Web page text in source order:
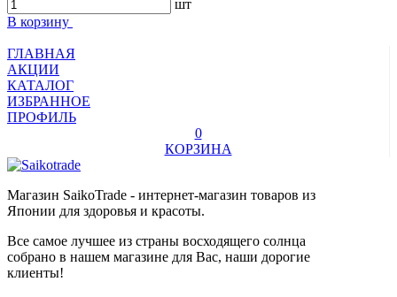
шт
В корзину
ГЛАВНАЯ
АКЦИИ
КАТАЛОГ
ИЗБРАННОЕ
ПРОФИЛЬ
0
КОРЗИНА
Магазин SaikoTrade - интернет-магазин товаров из
Японии для здоровья и красоты.
Все самое лучшее из страны восходящего солнца
собрано в нашем магазине для Вас, наши дорогие
клиенты!